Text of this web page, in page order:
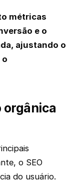
métricas
e o
ajustando o
orgânica
o SEO
do usuário.